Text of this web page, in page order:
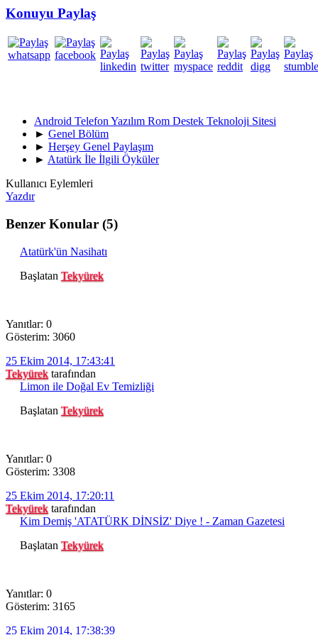
Konuyu Paylaş
Android Telefon Yazılım Rom Destek Teknoloji Sitesi
► Genel Bölüm
► Herşey Genel Paylaşım
► Atatürk İle İlgili Öyküler
Kullanıcı Eylemleri
Yazdır
Benzer Konular (5)
Atatürk'ün Nasihatı
BaşlatanTekyürek
Yanıtlar: 0
Gösterim: 3060
25 Ekim 2014, 17:43:41
Tekyürek tarafından
Limon ile Doğal Ev Temizliği
BaşlatanTekyürek
Yanıtlar: 0
Gösterim: 3308
25 Ekim 2014, 17:20:11
Tekyürek tarafından
Kim Demiş 'ATATÜRK DİNSİZ' Diye ! - Zaman Gazetesi
BaşlatanTekyürek
Yanıtlar: 0
Gösterim: 3165
25 Ekim 2014, 17:38:39